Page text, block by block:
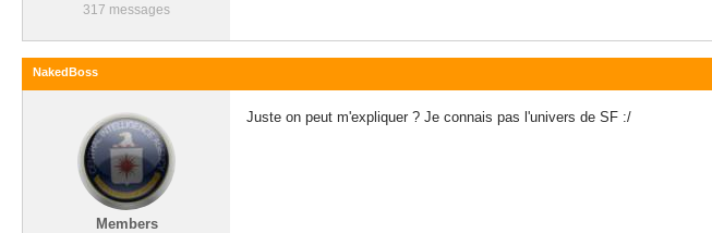
317 messages
NakedBoss
Members
Juste on peut m'expliquer ? Je connais pas l'univers de SF :/